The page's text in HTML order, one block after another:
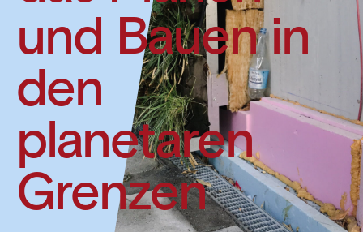
und Bauen in
den
planetaren
Grenzen